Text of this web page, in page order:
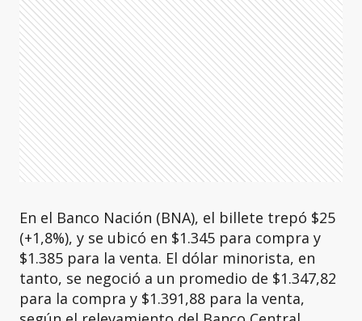
En el Banco Nación (BNA), el billete trepó $25
(+1,8%), y se ubicó en $1.345 para compra y
$1.385 para la venta. El dólar minorista, en
tanto, se negoció a un promedio de $1.347,82
para la compra y $1.391,88 para la venta,